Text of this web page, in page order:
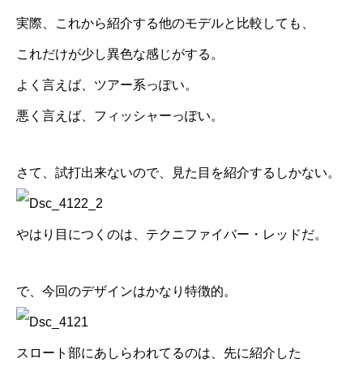
実際、これから紹介する他のモデルと比較しても、
これだけが少し異色な感じがする。
よく言えば、ツアー系っぽい。
悪く言えば、フィッシャーっぽい。
さて、試打出来ないので、見た目を紹介するしかない。
やはり目につくのは、テクニファイバー・レッドだ。
で、今回のデザインはかなり特徴的。
スロート部にあしらわれてるのは、先に紹介した